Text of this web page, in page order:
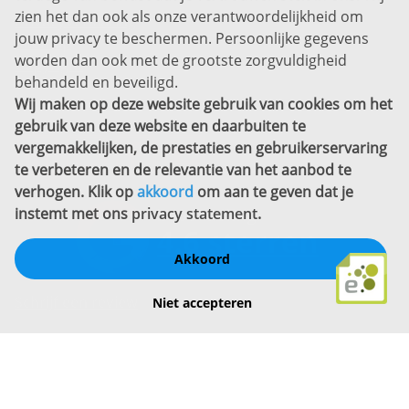
Privacyverklaring
Sitemap
Copyright
Bekijk ook eens
zien het dan ook als onze verantwoordelijkheid om
jouw privacy te beschermen. Persoonlijke gegevens
worden dan ook met de grootste zorgvuldigheid
behandeld en beveiligd.
Wij maken op deze website gebruik van cookies om het
gebruik van deze website en daarbuiten te
vergemakkelijken, de prestaties en gebruikerservaring
te verbeteren en de relevantie van het aanbod te
verhogen. Klik opakkoord om aan te geven dat je
instemt met ons privacy statement.
Akkoord
Niet accepteren